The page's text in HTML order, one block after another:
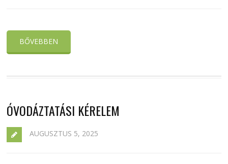
BŐVEBBEN
ÓVODÁZTATÁSI KÉRELEM
AUGUSZTUS 5, 2025